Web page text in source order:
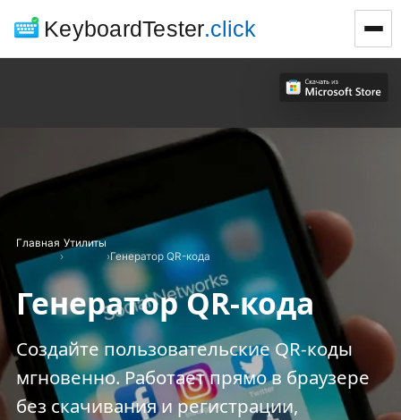
KeyboardTester.click
Главная
›
Утилиты
›Генератор QR-кода
Генератор QR-кода
Создайте пользовательские QR-коды
мгновенно. Работает прямо в браузере
без скачивания и регистрации,